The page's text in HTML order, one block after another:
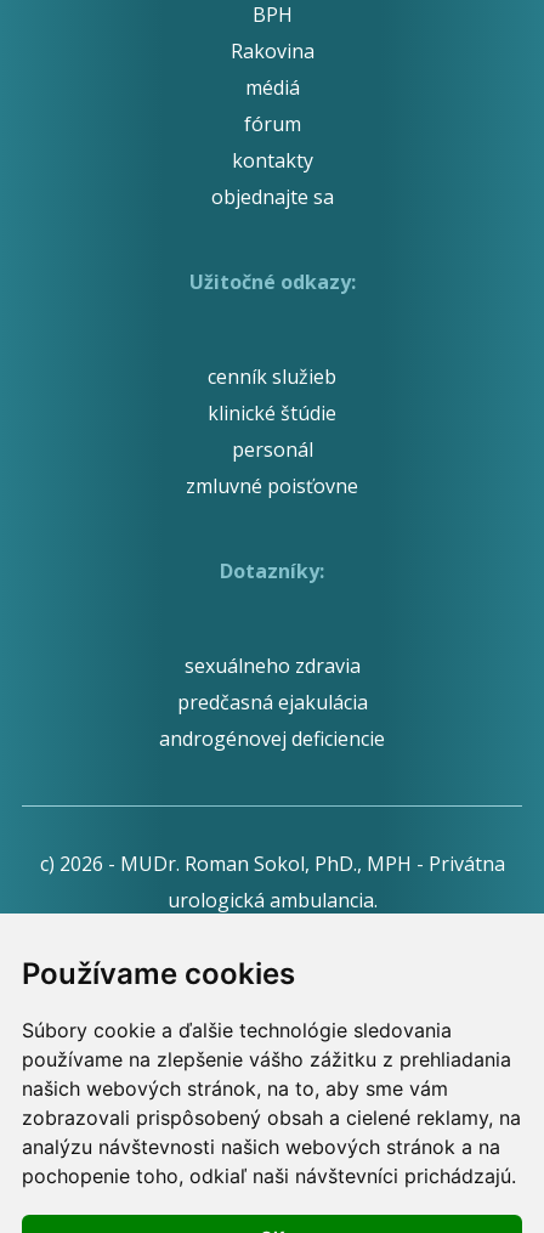
Používame cookies
Súbory cookie a ďalšie technológie sledovania
používame na zlepšenie vášho zážitku z prehliadania
našich webových stránok, na to, aby sme vám
zobrazovali prispôsobený obsah a cielené reklamy, na
analýzu návštevnosti našich webových stránok a na
pochopenie toho, odkiaľ naši návštevníci prichádzajú.
BPH
Rakovina
médiá
fórum
kontakty
objednajte sa
Užitočné odkazy:
cenník služieb
klinické štúdie
personál
zmluvné poisťovne
Dotazníky:
sexuálneho zdravia
predčasná ejakulácia
androgénovej deficiencie
c) 2026 - MUDr. Roman Sokol, PhD., MPH - Privátna
urologická ambulancia.
podmienkach prevádzkovateľa.
Používame cookies -nastavenie cookies.
Skopírovaním textu alebo časti textu z akejkoľvek
stránky tohto webu a jeho umiestnením na iný web
porušíte práva MUDr. Romana Sokola, PhD., MPH, ako